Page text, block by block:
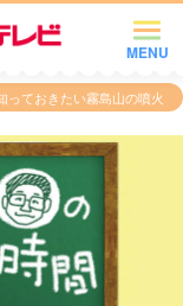
MENU
っておきたい霧島山の噴火